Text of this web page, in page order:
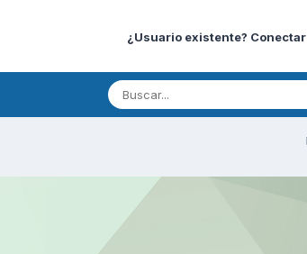
¿Usuario existente? Conectar